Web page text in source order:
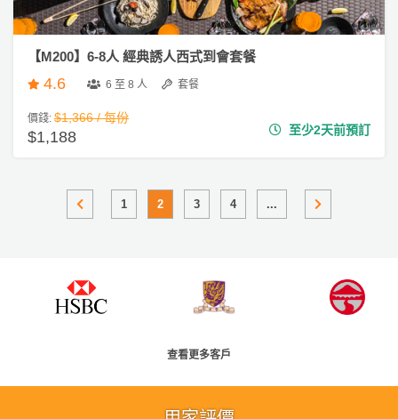
【M200】6-8人 經典誘人西式到會套餐
4.6 6 至 8 人 套餐
價錢: $1,366 / 每份
$1,188 至少2天前預訂
1 2 3 4 ...
查看更多客戶